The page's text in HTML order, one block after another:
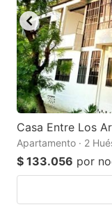
Casa Entre Los
Apartamento · 2
$ 133.056 por